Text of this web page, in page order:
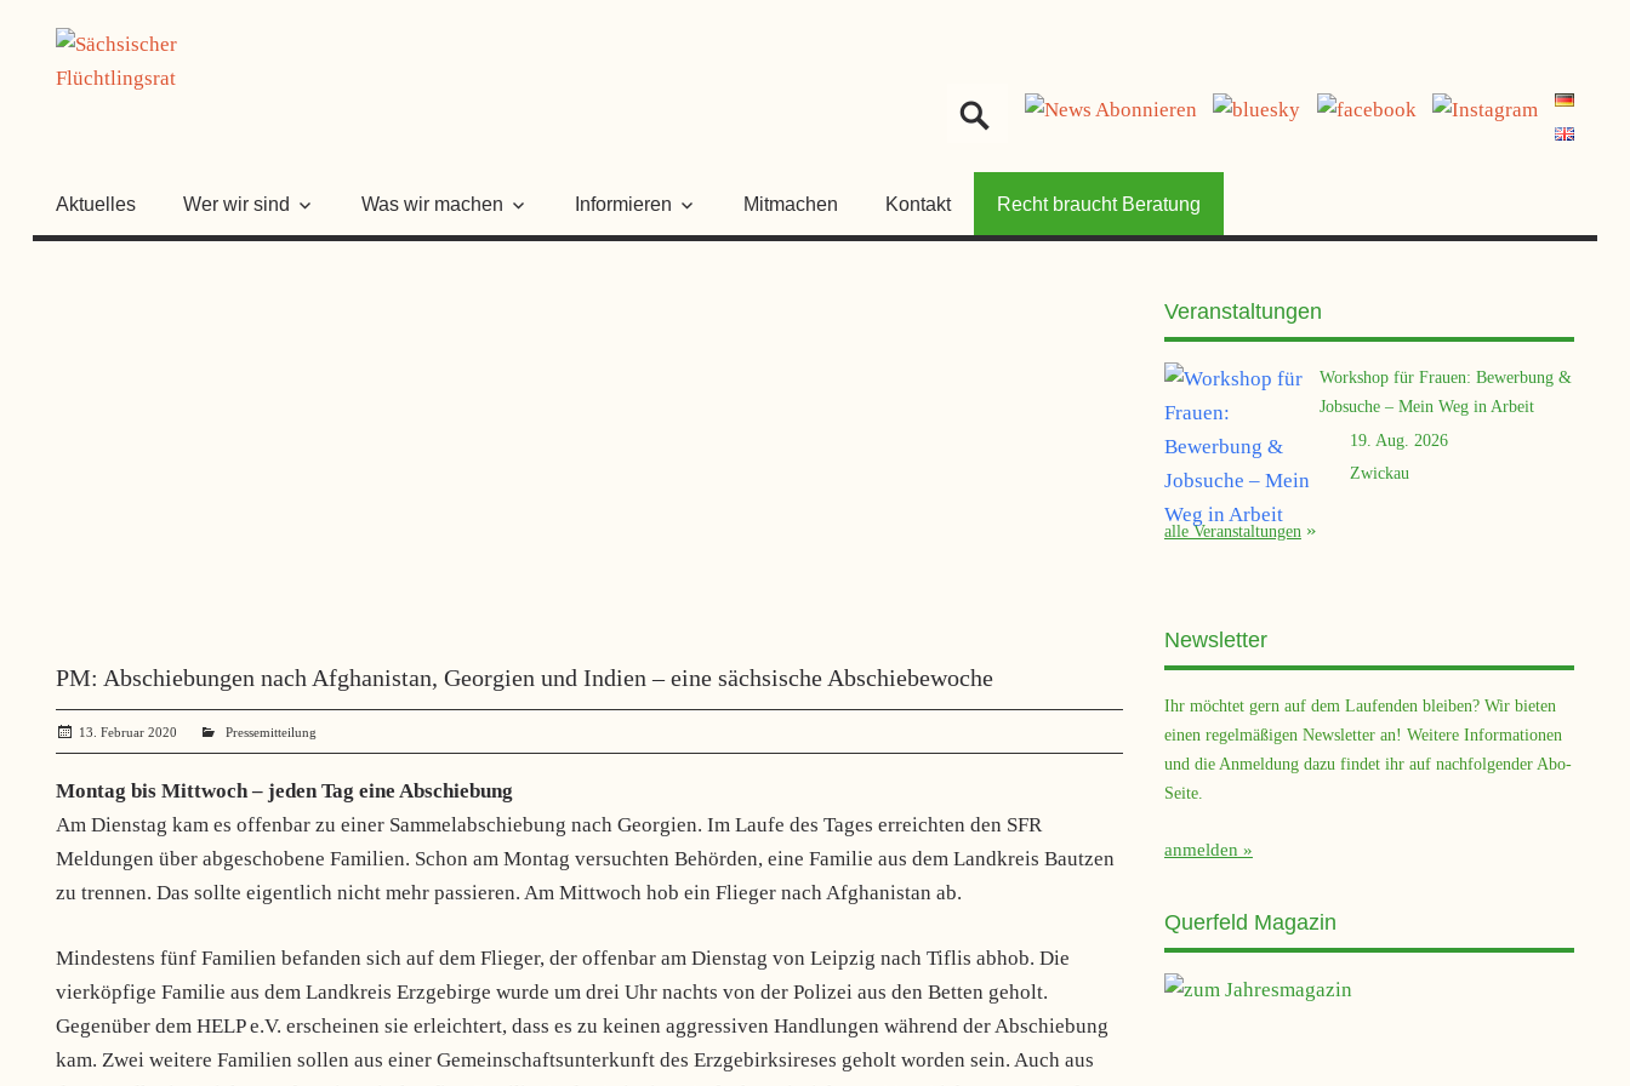
springen
Aktuelles Wer wir sind Was wir machen Informieren Mitmachen Kontakt Recht braucht Beratung
PM: Abschiebungen nach Afghanistan, Georgien und Indien – eine sächsische Abschiebewoche
13. Februar 2020 administrator
Pressemitteilung
Montag bis Mittwoch – jeden Tag eine Abschiebung
Am Dienstag kam es offenbar zu einer Sammelabschiebung nach Georgien. Im Laufe des Tages erreichten den SFR
Meldungen über abgeschobene Familien. Schon am Montag versuchten Behörden, eine Familie aus dem Landkreis Bautzen
zu trennen. Das sollte eigentlich nicht mehr passieren. Am Mittwoch hob ein Flieger nach Afghanistan ab.
Mindestens fünf Familien befanden sich auf dem Flieger, der offenbar am Dienstag von Leipzig nach Tiflis abhob. Die
vierköpfige Familie aus dem Landkreis Erzgebirge wurde um drei Uhr nachts von der Polizei aus den Betten geholt.
Gegenüber dem HELP e.V. erscheinen sie erleichtert, dass es zu keinen aggressiven Handlungen während der Abschiebung
kam. Zwei weitere Familien sollen aus einer Gemeinschaftsunterkunft des Erzgebirksireses geholt worden sein. Auch aus
Veranstaltungen
Workshop für Frauen: Bewerbung &
Jobsuche – Mein Weg in Arbeit
19. Aug. 2026
Zwickau
alle Veranstaltungen
Newsletter
Ihr möchtet gern auf dem Laufenden bleiben? Wir bieten
einen regelmäßigen Newsletter an! Weitere Informationen
und die Anmeldung dazu findet ihr auf nachfolgender Abo-
Seite.
anmelden
Querfeld Magazin